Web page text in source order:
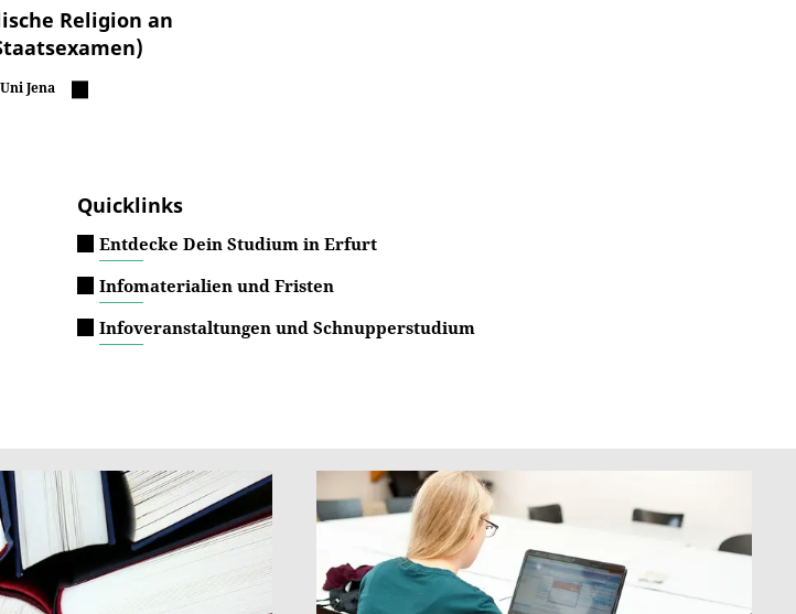
Religion an
Jena
Quicklinks
Entdecke Dein Studium in Erfurt
Infomaterialien und Fristen
Infoveranstaltungen und Schnupperstudium